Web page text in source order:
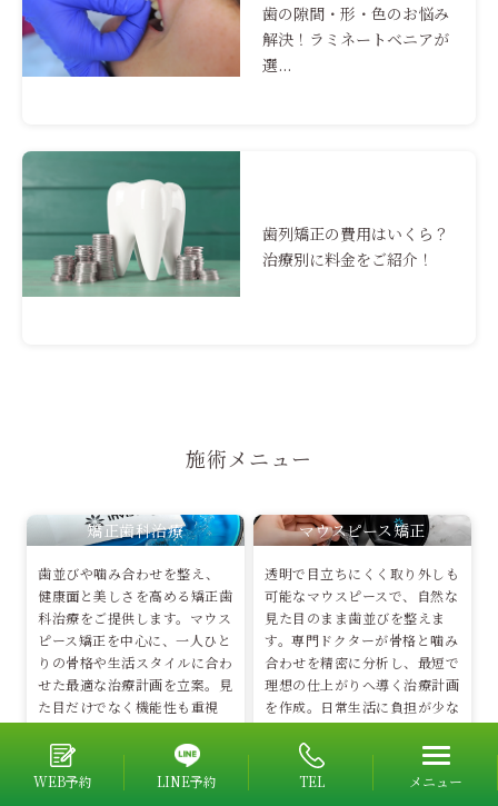
歯の隙間・形・色のお悩み
解決！ラミネートベニアが
選...
歯列矯正の費用はいくら？
治療別に料金をご紹介！
施術メニュー
矯正歯科治療
歯並びや噛み合わせを整え、
健康面と美しさを高める矯正歯
科治療をご提供します。マウス
ピース矯正を中心に、一人ひと
りの骨格や生活スタイルに合わ
せた最適な治療計画を立案。見
た目だけでなく機能性も重視
し、長く続く理想的な口元へ導
きます。
マウスピース矯正
透明で目立ちにくく取り外しも
可能なマウスピースで、自然な
見た目のまま歯並びを整えま
す。専門ドクターが骨格と噛み
合わせを精密に分析し、最短で
理想の仕上がりへ導く治療計画
を作成。日常生活に負担が少な
い矯正方法として人気です。
WEB予約 LINE予約 TEL メニュー